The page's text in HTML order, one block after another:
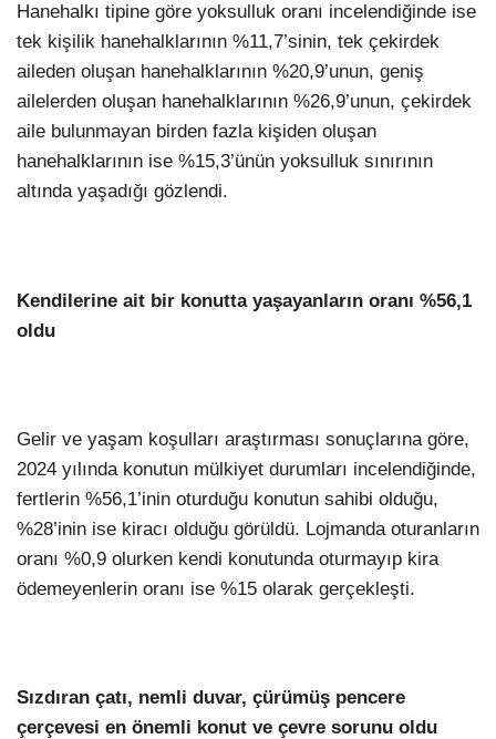
Hanehalkı tipine göre yoksulluk oranı incelendiğinde ise
tek kişilik hanehalklarının %11,7’sinin, tek çekirdek
aileden oluşan hanehalklarının %20,9’unun, geniş
ailelerden oluşan hanehalklarının %26,9’unun, çekirdek
aile bulunmayan birden fazla kişiden oluşan
hanehalklarının ise %15,3’ünün yoksulluk sınırının
altında yaşadığı gözlendi.
Kendilerine ait bir konutta yaşayanların oranı %56,1
oldu
Gelir ve yaşam koşulları araştırması sonuçlarına göre,
2024 yılında konutun mülkiyet durumları incelendiğinde,
fertlerin %56,1’inin oturduğu konutun sahibi olduğu,
%28’inin ise kiracı olduğu görüldü. Lojmanda oturanların
oranı %0,9 olurken kendi konutunda oturmayıp kira
ödemeyenlerin oranı ise %15 olarak gerçekleşti.
Sızdıran çatı, nemli duvar, çürümüş pencere
çerçevesi en önemli konut ve çevre sorunu oldu